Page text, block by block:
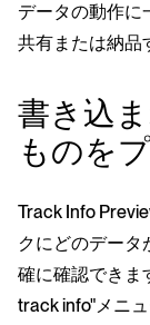
データの動作に
共有または納品
書き込
ものを
Track Info
クにどのデータ
確に確認できま
track info"メニ